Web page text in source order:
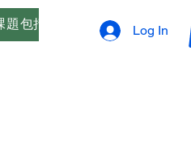
包括支援 オリジナルブ
Log In